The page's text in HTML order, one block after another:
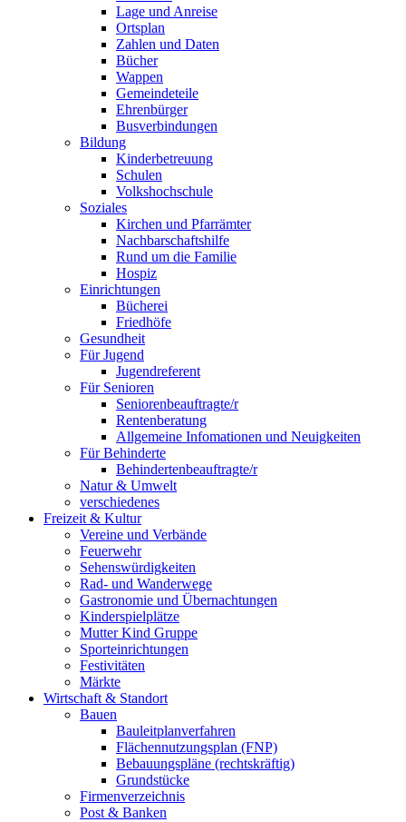
Lage und Anreise
Ortsplan
Zahlen und Daten
Bücher
Wappen
Gemeindeteile
Ehrenbürger
Busverbindungen
Bildung
Kinderbetreuung
Schulen
Volkshochschule
Soziales
Kirchen und Pfarrämter
Nachbarschaftshilfe
Rund um die Familie
Hospiz
Einrichtungen
Bücherei
Friedhöfe
Gesundheit
Für Jugend
Jugendreferent
Für Senioren
Seniorenbeauftragte/r
Rentenberatung
Allgemeine Infomationen und Neuigkeiten
Für Behinderte
Behindertenbeauftragte/r
Natur & Umwelt
verschiedenes
Freizeit & Kultur
Vereine und Verbände
Feuerwehr
Sehenswürdigkeiten
Rad- und Wanderwege
Gastronomie und Übernachtungen
Kinderspielplätze
Mutter Kind Gruppe
Sporteinrichtungen
Festivitäten
Märkte
Wirtschaft & Standort
Bauen
Bauleitplanverfahren
Flächennutzungsplan (FNP)
Bebauungspläne (rechtskräftig)
Grundstücke
Firmenverzeichnis
Post & Banken